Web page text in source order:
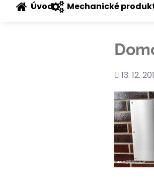
Úvod Mechanické
Přidáno
13. 12.